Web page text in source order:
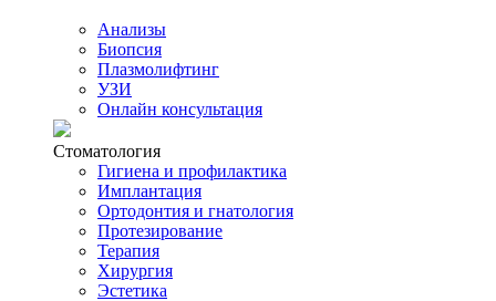
Анализы
Биопсия
Плазмолифтинг
УЗИ
Онлайн консультация
Стоматология
Гигиена и профилактика
Имплантация
Ортодонтия и гнатология
Протезирование
Терапия
Хирургия
Эстетика